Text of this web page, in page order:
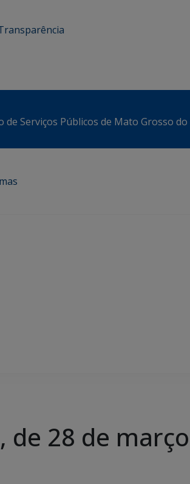
de Serviços Públicos de Mato Grosso do
de 28 de